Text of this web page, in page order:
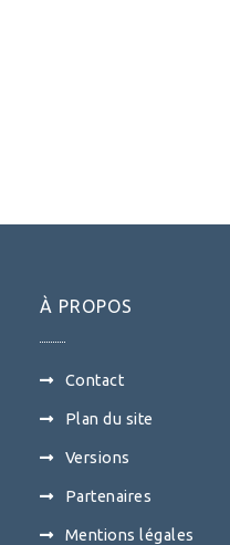
À PROPOS
Contact
Plan du site
Versions
Partenaires
Mentions légales